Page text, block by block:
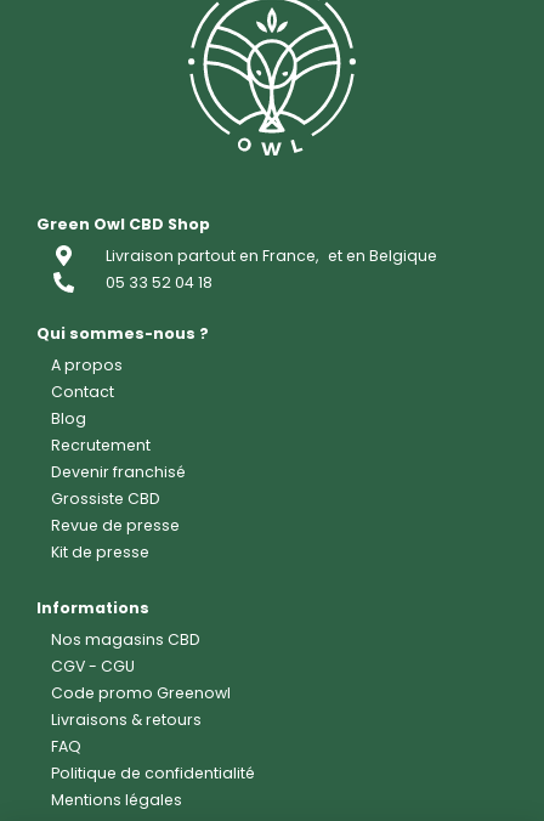
Green Owl CBD Shop
Livraison partout en France, et en Belgique
05 33 52 04 18
Qui sommes-nous ?
A propos
Contact
Blog
Recrutement
Devenir franchisé
Grossiste CBD
Revue de presse
Kit de presse
Informations
Nos magasins CBD
CGV- CGU
Code promo Greenowl
Livraisons & retours
FAQ
Politique de confidentialité
Mentions légales